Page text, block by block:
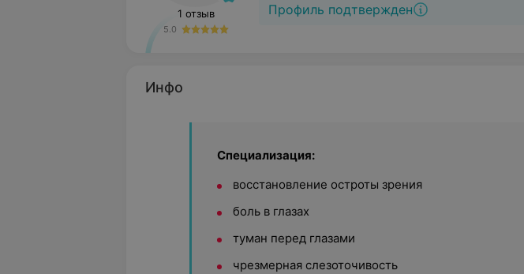
1 отзыв
5.0
Профиль подтвержден
Инфо
Специализация:
восстановление остроты зрения
боль в глазах
туман перед глазами
чрезмерная слезоточивость